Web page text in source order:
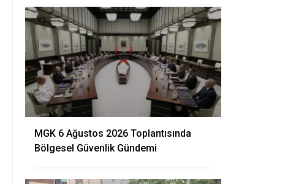
MGK 6 Ağustos 2026 Toplantısında
Bölgesel Güvenlik Gündemi